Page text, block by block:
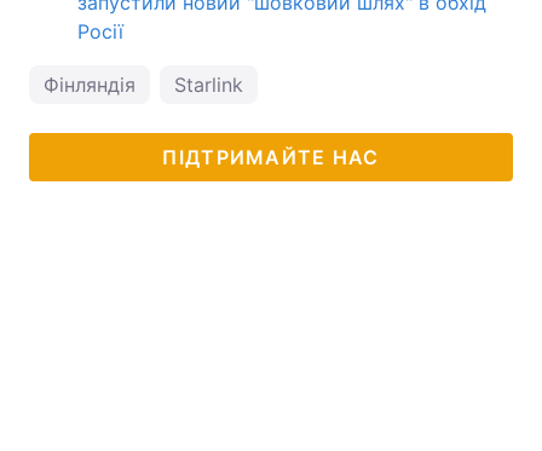
Росії
Фінляндія Starlink
ПІДТРИМАЙТЕ НАС